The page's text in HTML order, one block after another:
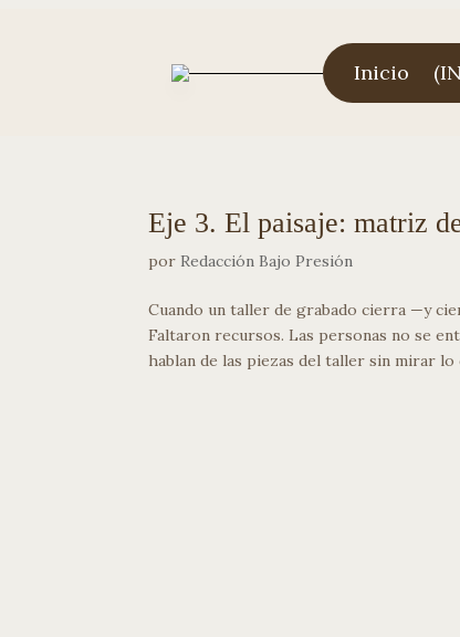
Inicio
Eje 3. El paisaje: matriz
por Redacción Bajo Presión
Cuando un taller de grabado cierra —y
Faltaron recursos. Las personas no se
hablan de las piezas del taller sin mirar lo